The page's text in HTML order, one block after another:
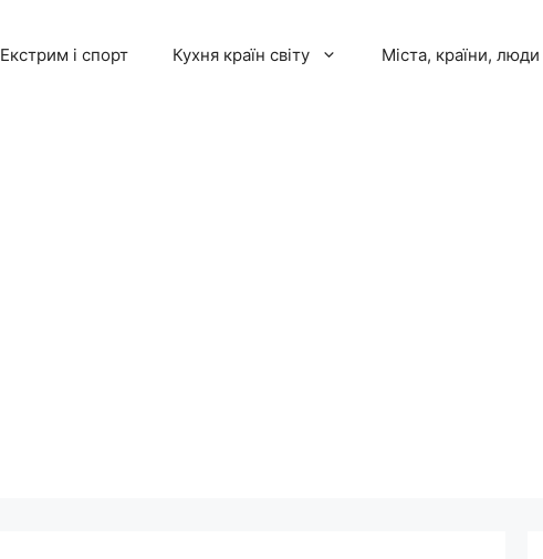
Екстрим і спорт Кухня країн світу Міста, країни, люди